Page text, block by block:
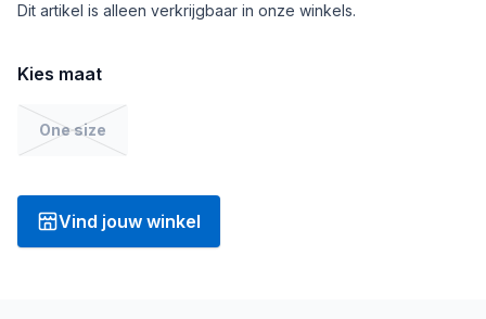
Dit artikel is alleen verkrijgbaar in onze winkels.
Kies maat
One size
Vind jouw winkel